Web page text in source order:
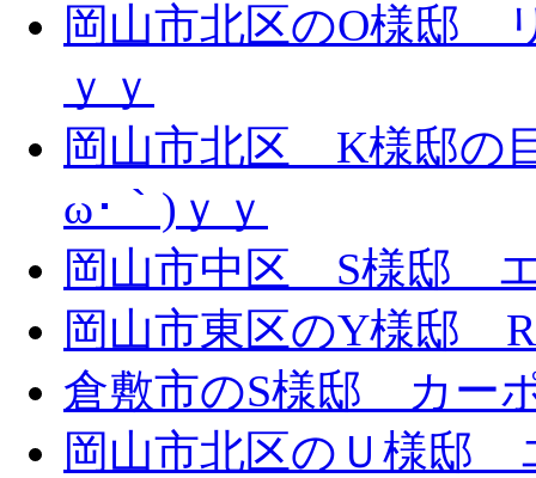
岡山市北区のO様邸
ｙｙ
岡山市北区 K様邸の
ω･｀)ｙｙ
岡山市中区 S様邸 エ
岡山市東区のY様邸
倉敷市のS様邸 カー
岡山市北区のＵ様邸